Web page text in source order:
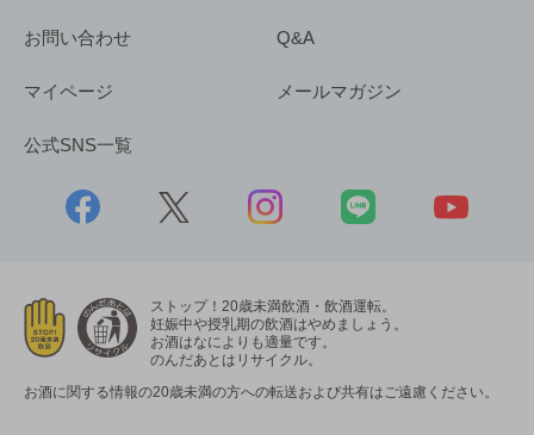
お問い合わせ Q&A
マイページ メールマガジン
公式SNS一覧
ストップ！20歳未満飲酒・飲酒運転。
妊娠中や授乳期の飲酒はやめましょう。
お酒はなによりも適量です。
のんだあとはリサイクル。
お酒に関する情報の20歳未満の方への転送および共有はご遠慮ください。